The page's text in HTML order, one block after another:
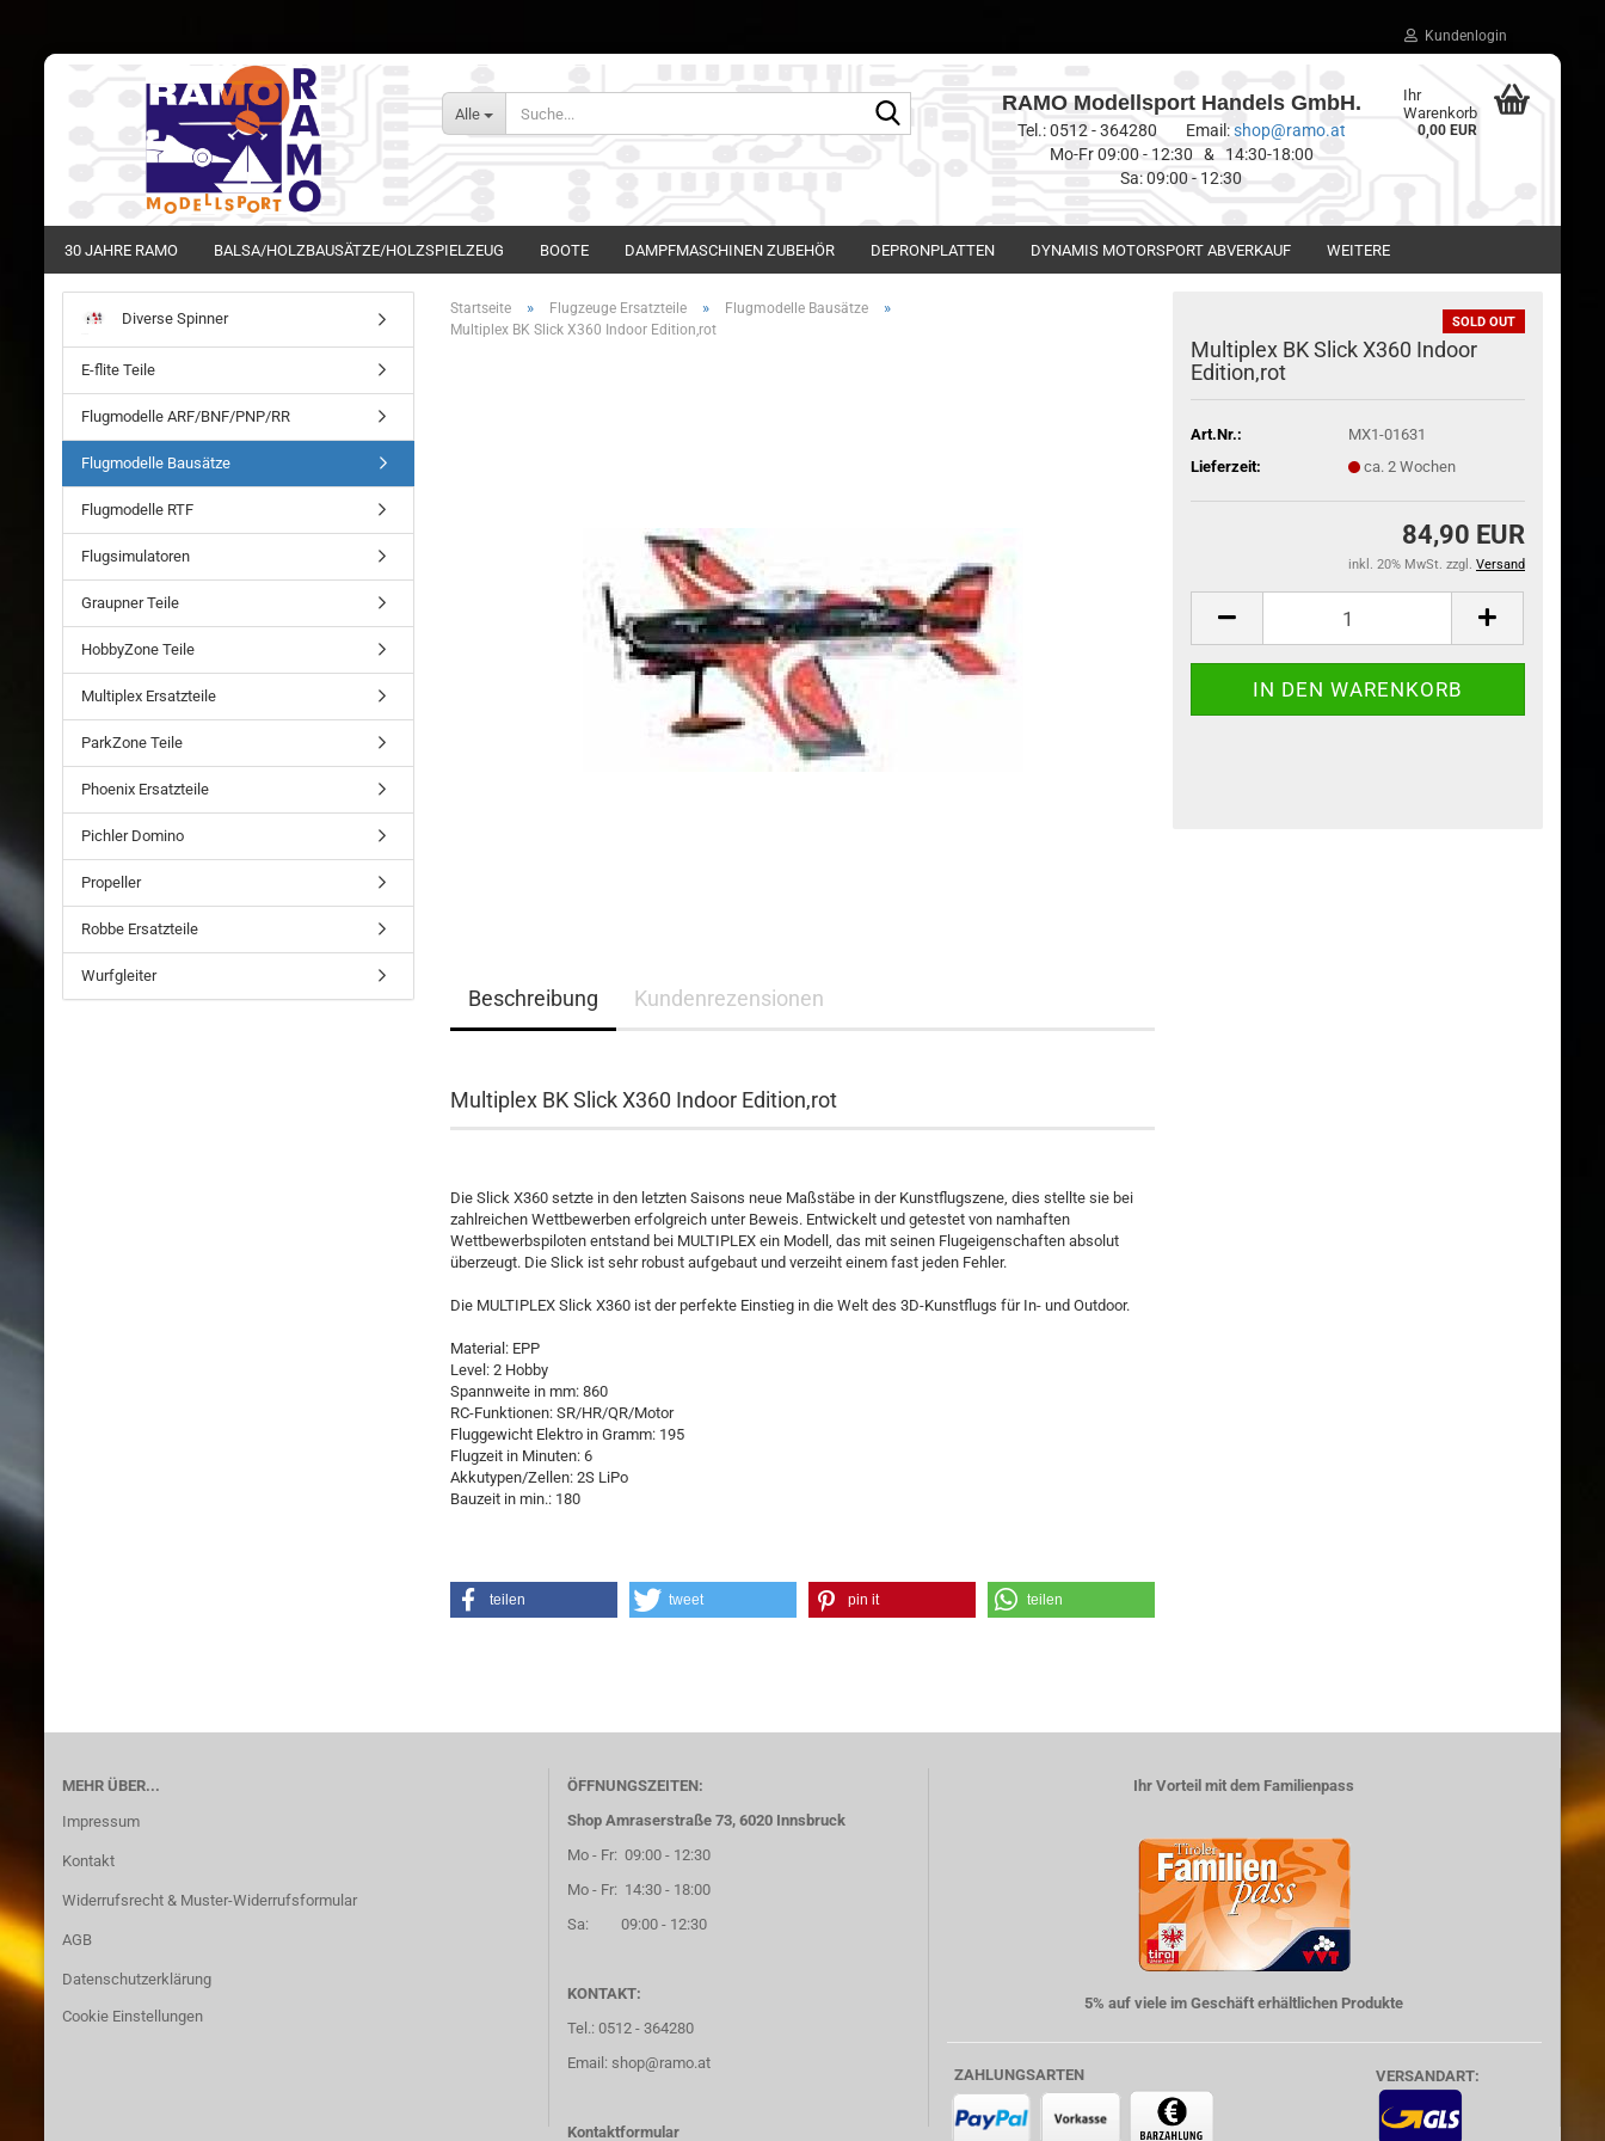
Kundenlogin
Alle RAMO Modellsport Handels GmbH.
Tel.: 0512 - 364280 Email:shop@ramo.at
Mo-Fr 09:00 - 12:30 & 14:30-18:00
Sa: 09:00 - 12:30
Ihr
Warenkorb
0,00 EUR
30 JAHRE RAMO BALSA/HOLZBAUSÄTZE/HOLZSPIELZEUG BOOTE DAMPFMASCHINEN ZUBEHÖR DEPRONPLATTEN DYNAMIS MOTORSPORT ABVERKAUF WEITERE
Startseite » Flugzeuge Ersatzteile » Flugmodelle Bausätze »
Multiplex BK Slick X360 Indoor Edition,rot SOLD OUT
Multiplex BK Slick X360 Indoor
Edition,rot
Art.Nr.:
MX1-01631
Lieferzeit:
ca. 2 Wochen
84,90 EUR
inkl. 20% MwSt. zzgl. Versand
Beschreibung Kundenrezensionen
Multiplex BK Slick X360 Indoor Edition,rot
Die Slick X360 setzte in den letzten Saisons neue Maßstäbe in der Kunstflugszene, dies stellte sie bei
zahlreichen Wettbewerben erfolgreich unter Beweis. Entwickelt und getestet von namhaften
Wettbewerbspiloten entstand bei MULTIPLEX ein Modell, das mit seinen Flugeigenschaften absolut
überzeugt. Die Slick ist sehr robust aufgebaut und verzeiht einem fast jeden Fehler.
Die MULTIPLEX Slick X360 ist der perfekte Einstieg in die Welt des 3D-Kunstflugs für In- und Outdoor.
Material: EPP
Level: 2 Hobby
Spannweite in mm: 860
RC-Funktionen: SR/HR/QR/Motor
Fluggewicht Elektro in Gramm: 195
Flugzeit in Minuten: 6
Akkutypen/Zellen: 2S LiPo
Bauzeit in min.: 180
teilen tweet pin it teilen
Diverse Spinner
E-flite Teile
Flugmodelle ARF/BNF/PNP/RR
Flugmodelle Bausätze
Flugmodelle RTF
Flugsimulatoren
Graupner Teile
HobbyZone Teile
Multiplex Ersatzteile
ParkZone Teile
Phoenix Ersatzteile
Pichler Domino
Propeller
Robbe Ersatzteile
Wurfgleiter
MEHR ÜBER...
Impressum
Kontakt
Widerrufsrecht & Muster-Widerrufsformular
AGB
Datenschutzerklärung
Cookie Einstellungen
ÖFFNUNGSZEITEN:
Shop Amraserstraße 73, 6020 Innsbruck
Mo - Fr: 09:00 - 12:30
Mo - Fr: 14:30 - 18:00
Sa: 09:00 - 12:30
KONTAKT:
Tel.: 0512 - 364280
Email: shop@ramo.at
Kontaktformular
Ihr Vorteil mit dem Familienpass
5% auf viele im Geschäft erhältlichen Produkte
ZAHLUNGSARTEN VERSANDART: